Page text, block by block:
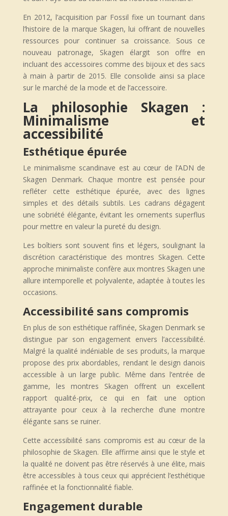
En 2012, l’acquisition par Fossil fixe un tournant dans
l’histoire de la marque Skagen, lui offrant de nouvelles
ressources pour continuer sa croissance. Sous ce
nouveau patronage, Skagen élargit son offre en
incluant des accessoires comme des bijoux et des sacs
à main à partir de 2015. Elle consolide ainsi sa place
sur le marché de la mode et de l’accessoire.
La philosophie Skagen :
Minimalisme et
accessibilité
Esthétique épurée
Le minimalisme scandinave est au cœur de l’ADN de
Skagen Denmark. Chaque montre est pensée pour
refléter cette esthétique épurée, avec des lignes
simples et des détails subtils. Les cadrans dégagent
une sobriété élégante, évitant les ornements superflus
pour mettre en valeur la pureté du design.
Les boîtiers sont souvent fins et légers, soulignant la
discrétion caractéristique des montres Skagen. Cette
approche minimaliste confère aux montres Skagen une
allure intemporelle et polyvalente, adaptée à toutes les
occasions.
Accessibilité sans compromis
En plus de son esthétique raffinée, Skagen Denmark se
distingue par son engagement envers l’accessibilité.
Malgré la qualité indéniable de ses produits, la marque
propose des prix abordables, rendant le design danois
accessible à un large public. Même dans l’entrée de
gamme, les montres Skagen offrent un excellent
rapport qualité-prix, ce qui en fait une option
attrayante pour ceux à la recherche d’une montre
élégante sans se ruiner.
Cette accessibilité sans compromis est au cœur de la
philosophie de Skagen. Elle affirme ainsi que le style et
la qualité ne doivent pas être réservés à une élite, mais
être accessibles à tous ceux qui apprécient l’esthétique
raffinée et la fonctionnalité fiable.
Engagement durable